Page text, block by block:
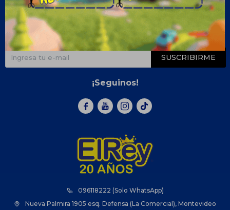
096118222 (Solo WhatsApp)
Nueva Palmira 1905 esq. Defensa (La Comercial), Montevideo
Newsletter
¡Suscribite y recibí todas nuestras novedades!
SUSCRIBIRME
¡Seguinos!
  